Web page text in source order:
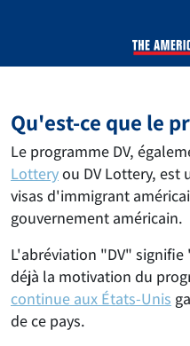
Qu'est-ce que le
Le programme DV,
Lotteryou DV Lottery, est
visas d'immigrant
gouvernement américain.
L'abréviation "DV" signifie
déjà la motivation du
continue aux États-Unis
de ce pays.